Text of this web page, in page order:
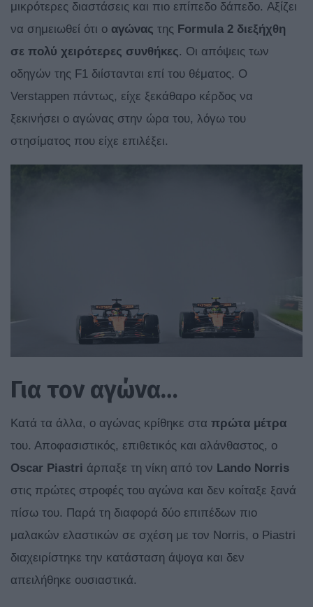
μικρότερες διαστάσεις και πιο επίπεδο δάπεδο. Αξίζει
να σημειωθεί ότι ο αγώνας της Formula 2 διεξήχθη
σε πολύ χειρότερες συνθήκες. Οι απόψεις των
οδηγών της F1 διίστανται επί του θέματος. Ο
Verstappen πάντως, είχε ξεκάθαρο κέρδος να
ξεκινήσει ο αγώνας στην ώρα του, λόγω του
στησίματος που είχε επιλέξει.
Για τον αγώνα…
Κατά τα άλλα, ο αγώνας κρίθηκε στα πρώτα μέτρα
του. Αποφασιστικός, επιθετικός και αλάνθαστος, ο
Oscar Piastri άρπαξε τη νίκη από τον Lando Norris
στις πρώτες στροφές του αγώνα και δεν κοίταξε ξανά
πίσω του. Παρά τη διαφορά δύο επιπέδων πιο
μαλακών ελαστικών σε σχέση με τον Norris, ο Piastri
διαχειρίστηκε την κατάσταση άψογα και δεν
απειλήθηκε ουσιαστικά.